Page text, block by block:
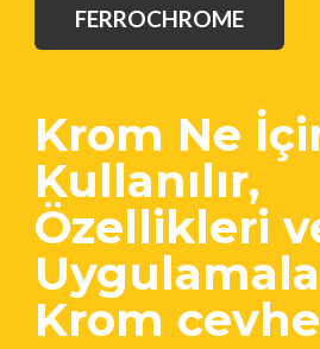
FERROCHROME
Krom Ne
Kullanılır,
Özellikleri
Krom